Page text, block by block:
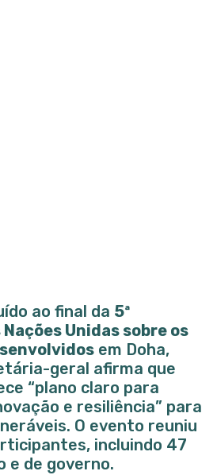
ao final da 5ª
Unidas sobre os
em Doha,
geral afirma que
“plano claro para
e resiliência” para
O evento reuniu
incluindo 47
e de governo.